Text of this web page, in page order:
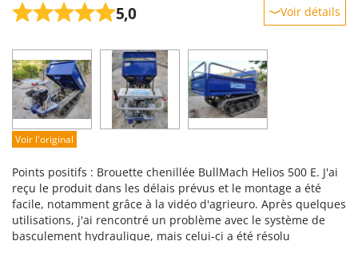
5,0 Voir détails
Prestations
Facilité d'utilisation
Qualité / Prix
Facilité de montage
Voir l'original
Points positifs : Brouette chenillée BullMach Helios 500 E. J'ai
reçu le produit dans les délais prévus et le montage a été
facile, notamment grâce à la vidéo d'agrieuro. Après quelques
utilisations, j'ai rencontré un problème avec le système de
basculement hydraulique, mais celui-ci a été résolu